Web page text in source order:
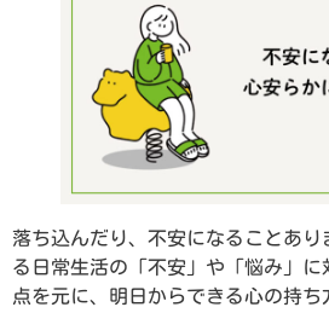
落ち込んだり、不安になることあり
る日常生活の「不安」や「悩み」に
点を元に、明日からできる心の持